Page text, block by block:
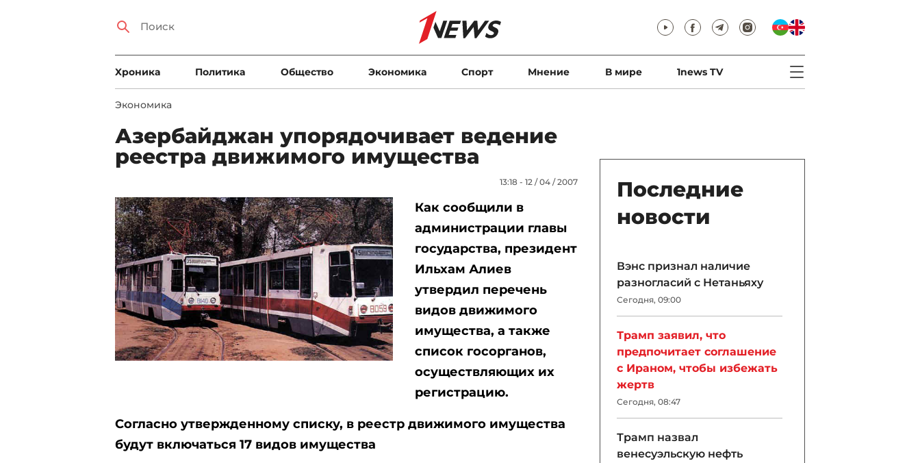
Xроника Политика Общество Экономика Спорт Мнение В мире 1news TV
Экономика
Азербайджан упорядочивает ведение
реестра движимого имущества
13:18 - 12 / 04 / 2007
Как сообщили в
администрации главы
государства, президент
Ильхам Алиев
утвердил перечень
видов движимого
имущества, а также
список госорганов,
осуществляющих их
регистрацию.
Согласно утвержденному списку, в реестр движимого имущества
будут включаться 17 видов имущества
Последние
новости
Вэнс признал наличие
разногласий с Нетаньяху
Сегодня, 09:00
Трамп заявил, что
предпочитает соглашение
с Ираном, чтобы избежать
жертв
Сегодня, 08:47
Трамп назвал
венесуэльскую нефть